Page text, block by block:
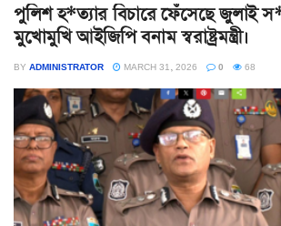
পুলিশ হ*ত্যার বিচারে ফেঁসেছে জুলাই
মুখোমুখি আইজিপি বনাম স্বরাষ্ট্রমন্ত্রী।
BY ADMINISTRATOR MARCH 31, 2026 0 68